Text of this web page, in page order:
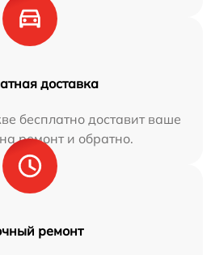
доставка
бесплатно доставит ваше
ремонт и обратно.
ремонт